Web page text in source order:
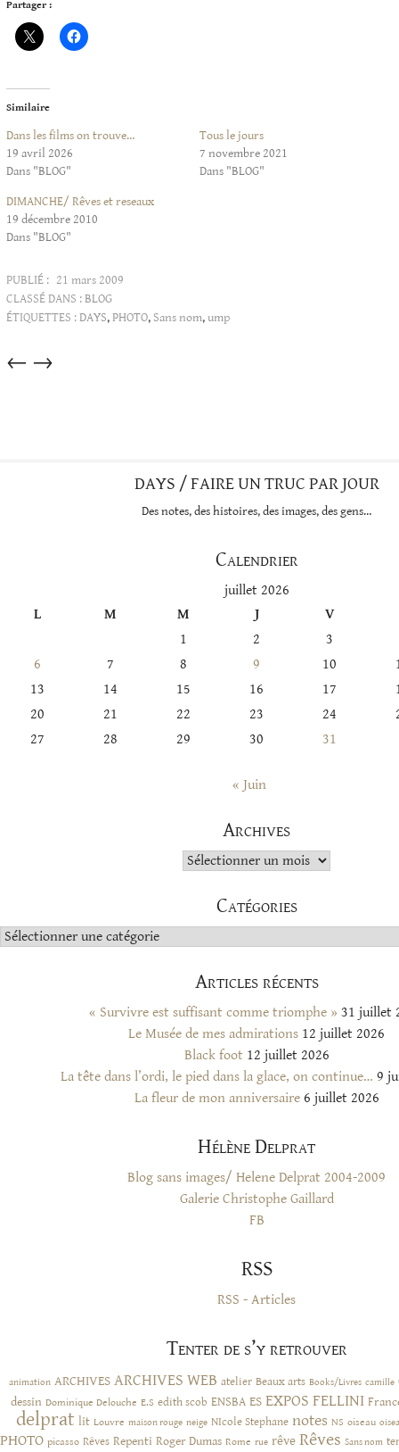
Partager :
Similaire
Dans les films on trouve…
19 avril 2026
Dans "BLOG"
Tous le jours
7 novembre 2021
Dans "BLOG"
DIMANCHE/ Rêves et reseaux
19 décembre 2010
Dans "BLOG"
PUBLIÉ : 21 mars 2009
CLASSÉ DANS :BLOG
ÉTIQUETTES :DAYS,PHOTO, Sans nom,ump
Articles
→
←
DAYS / FAIRE UN TRUC PAR JOUR
Des notes, des histoires, des images, des gens…
Calendrier
juillet 2026
L
M M J
V
1
2
3
6
7 8 9 10
13
14 15 16 17
20
21 22 23 24
27
28 29 30 31
« Juin
Archives
Archives
Catégories
Catégories
Articles récents
« Survivre est suffisant comme triomphe » 31 juillet
Le Musée de mes admirations 12 juillet 2026
Black foot 12 juillet 2026
La tête dans l’ordi, le pied dans la glace, on continue… 9
La fleur de mon anniversaire 6 juillet 2026
Hélène Delprat
Blog sans images/ Helene Delprat 2004-2009
Galerie Christophe Gaillard
FB
RSS
RSS - Articles
Tenter de s’y retrouver
animation ARCHIVES ARCHIVES WEB atelier Beaux arts Books/Livres camille
dessin Dominique Delouche E.S edith scob ENSBA ES EXPOS FELLINI
delprat lit Louvre maison rouge neige NIcole Stephane notes NS oiseau
PHOTO picasso Rêves Repenti Roger Dumas Rome rue rêve Rêves Sans nom